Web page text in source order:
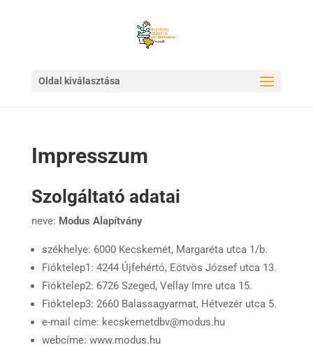
Oldal kiválasztása
Impresszum
Szolgáltató adatai
neve: Modus Alapítvány
székhelye: 6000 Kecskemét, Margaréta utca 1/b.
Fióktelep1: 4244 Újfehértó, Eötvös József utca 13.
Fióktelep2: 6726 Szeged, Vellay Imre utca 15.
Fióktelep3: 2660 Balassagyarmat, Hétvezér utca 5.
e-mail címe: kecskemetdbv@modus.hu
webcíme: www.modus.hu